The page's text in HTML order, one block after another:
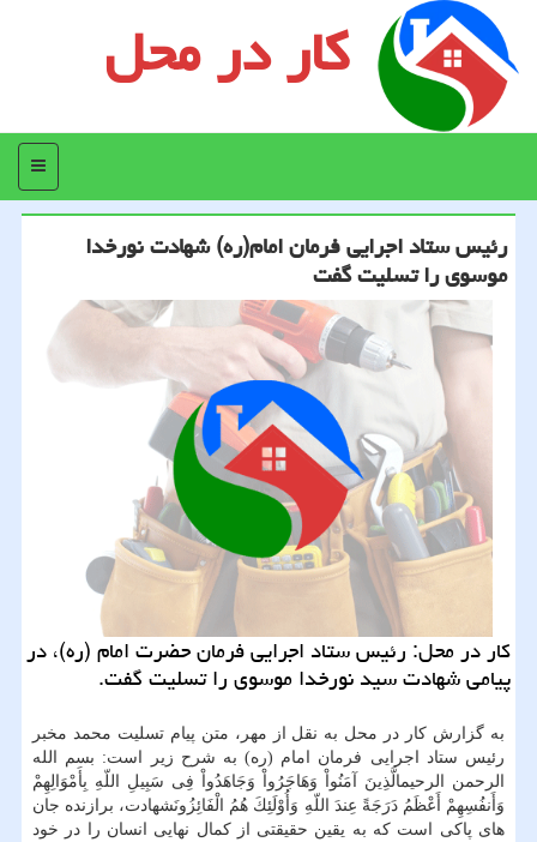
کار در محل
منو
رئیس ستاد اجرایی فرمان امام(ره) شهادت نورخدا
موسوی را تسلیت گفت
كار در محل: رئیس ستاد اجرایی فرمان حضرت امام (ره)، در
پیامی شهادت سید نورخدا موسوی را تسلیت گفت.
به گزارش كار در محل به نقل از مهر، متن پیام تسلیت محمد مخبر
رئیس ستاد اجرایی فرمان امام (ره) به شرح زیر است: بسم الله
الرحمن الرحیمالَّذِینَ آمَنُواْ وَهَاجَرُواْ وَجَاهَدُواْ فِی سَبِیلِ اللّهِ بِأَمْوَالِهِمْ
وَأَنفُسِهِمْ أَعْظَمُ دَرَجَةً عِندَ اللّهِ وَأُوْلَئِكَ هُمُ الْفَائِزُونَشهادت، برازنده جان
های پاكی است كه به یقین حقیقتی از كمال نهایی انسان را در خود